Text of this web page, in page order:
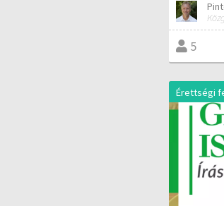
5
Érettségi